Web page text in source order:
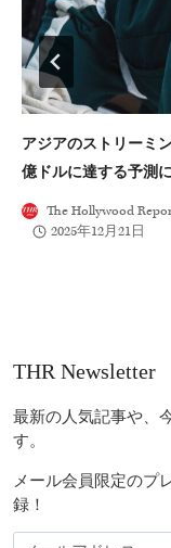
アジアのストリーミ
億ドルに達する予測
The Hollywood
2025年12月21日
THR Newsletter
最新の人気記事や、
す。
メール会員限定のプ
録！